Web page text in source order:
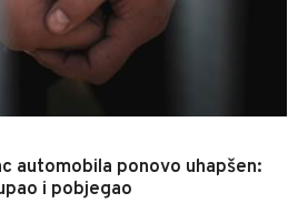
automobila ponovo uhapšen:
i pobjegao